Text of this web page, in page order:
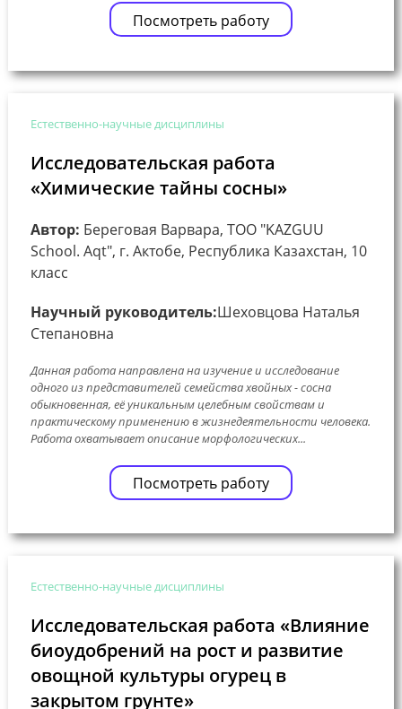
Посмотреть работу
Естественно-научные дисциплины
Исследовательская работа
«Химические тайны сосны»
Автор: Береговая Варвара, ТОО "KAZGUU
School. Aqt", г. Актобе, Республика Казахстан, 10
класс
Научный руководитель:Шеховцова Наталья
Степановна
Данная работа направлена на изучение и исследование
одного из представителей семейства хвойных - сосна
обыкновенная, её уникальным целебным свойствам и
практическому применению в жизнедеятельности человека.
Работа охватывает описание морфологических...
Посмотреть работу
Естественно-научные дисциплины
Исследовательская работа «Влияние
биоудобрений на рост и развитие
овощной культуры огурец в
закрытом грунте»